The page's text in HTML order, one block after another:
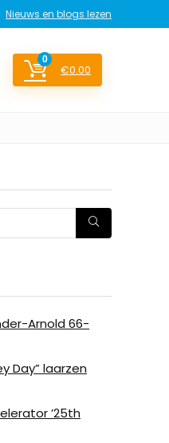
Nieuws en blogs lezen
0
€0.00
Arnold 66-
Day” laarzen
’25th